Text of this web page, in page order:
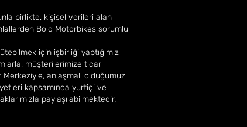
birlikte, kişisel verileri alan
Bold Motorbikes sorumlu
için işbirliği yaptığımız
müşterilerimize ticari
anlaşmalı olduğumuz
kapsamında yurtiçi ve
paylaşılabilmektedir.